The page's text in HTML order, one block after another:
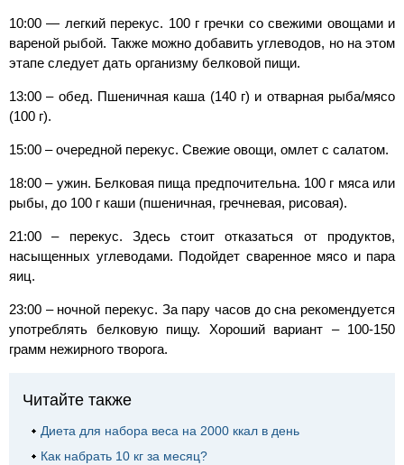
10:00 — легкий перекус. 100 г гречки со свежими овощами и
вареной рыбой. Также можно добавить углеводов, но на этом
этапе следует дать организму белковой пищи.
13:00 – обед. Пшеничная каша (140 г) и отварная рыба/мясо
(100 г).
15:00 – очередной перекус. Свежие овощи, омлет с салатом.
18:00 – ужин. Белковая пища предпочительна. 100 г мяса или
рыбы, до 100 г каши (пшеничная, гречневая, рисовая).
21:00 – перекус. Здесь стоит отказаться от продуктов,
насыщенных углеводами. Подойдет сваренное мясо и пара
яиц.
23:00 – ночной перекус. За пару часов до сна рекомендуется
употреблять белковую пищу. Хороший вариант – 100-150
грамм нежирного творога.
Читайте также
Диета для набора веса на 2000 ккал в день
Как набрать 10 кг за месяц?